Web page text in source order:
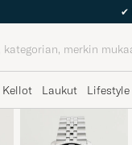
✔
Kellot Laukut Lifestyle